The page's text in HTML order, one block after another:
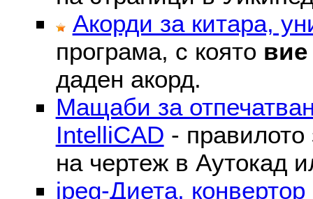
Акорди за китара,
програма, с която вие
даден акорд.
Мащаби за
IntelliCAD -
на чертеж в Аутокад
jpeg-Диета,